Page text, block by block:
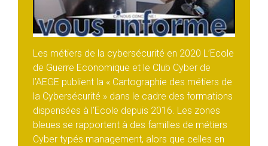
Les métiers de la cybersécurité en 2020 L’Ecole
de Guerre Economique et le Club Cyber de
l’AEGE publient la « Cartographie des métiers de
la Cybersécurité » dans le cadre des formations
dispensées à l’Ecole depuis 2016. Les zones
bleues se rapportent à des familles de métiers
Cyber typés management, alors que celles en